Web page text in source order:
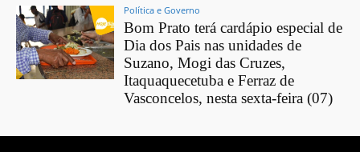
Política e Governo
Bom Prato terá cardápio especial de
Dia dos Pais nas unidades de
Suzano, Mogi das Cruzes,
Itaquaquecetuba e Ferraz de
Vasconcelos, nesta sexta-feira (07)